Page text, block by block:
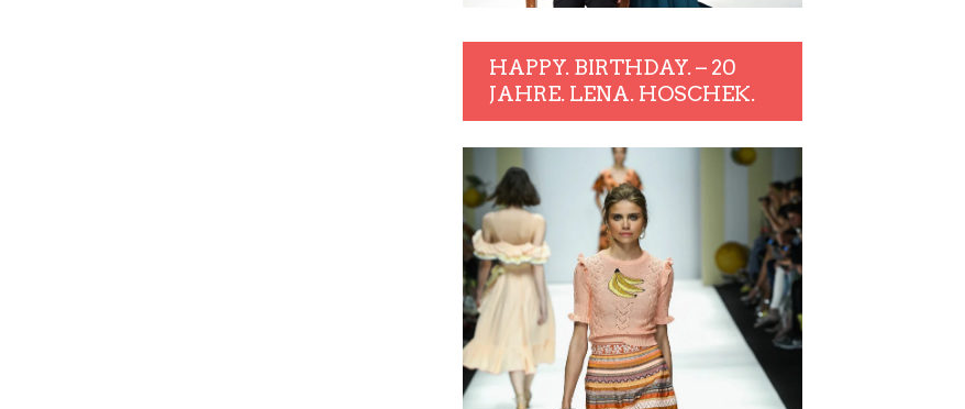
HAPPY. BIRTHDAY. – 20
JAHRE. LENA. HOSCHEK.